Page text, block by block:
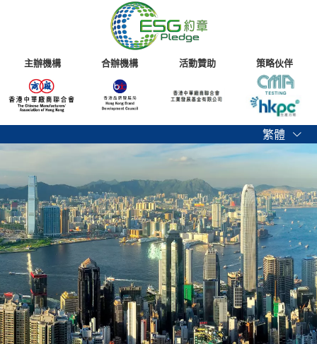
主辦機構 合辦機構 活動贊助 策略伙伴
繁體